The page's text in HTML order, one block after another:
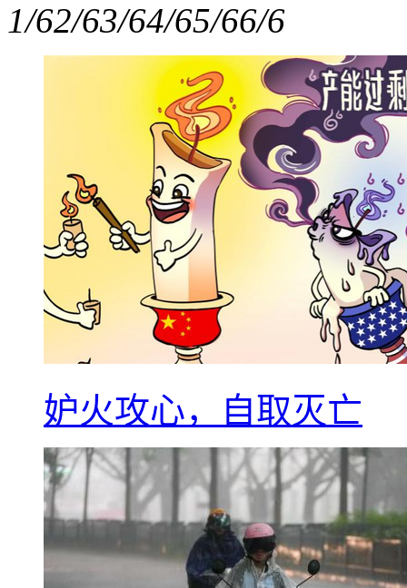
1/62/63/64/65/66/6
妒火攻心，自取灭亡